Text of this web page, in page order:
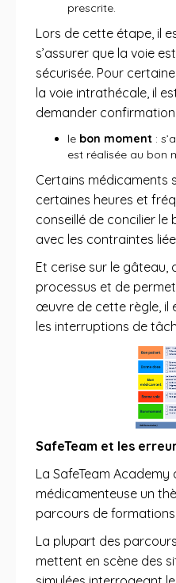
prescrite.
Lors de cette étape, il
s’assurer que la voie
sécurisée. Pour
la voie intrathécale, il
demander confirmation.
le bon moment :
est réalisée au bon
Certains médicaments
certaines heures et
conseillé de concilier
avec les contraintes
Et cerise sur le gâteau,
processus et de
œuvre de cette règle, il
les interruptions de
SafeTeam et les
La SafeTeam Academy
médicamenteuse un
parcours de formations.
La plupart des
mettent en scène des